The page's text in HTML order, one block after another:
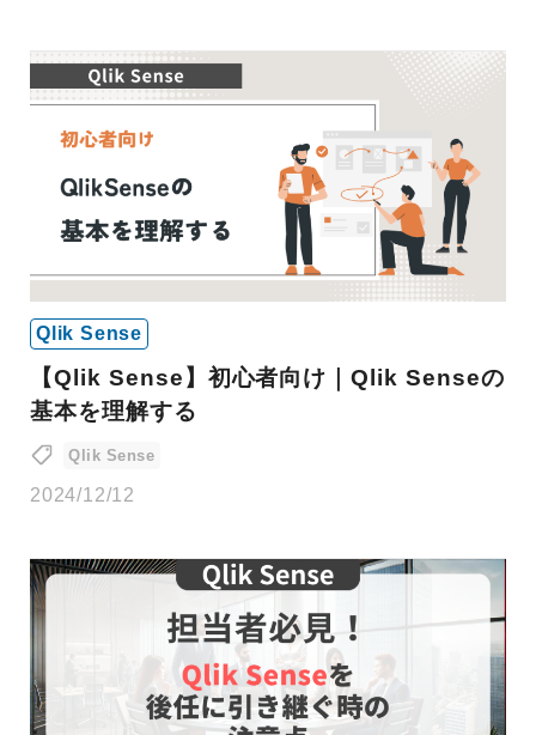
Qlik Sense
【Qlik Sense】初心者向け｜Qlik Senseの
基本を理解する
Qlik Sense
2024/12/12